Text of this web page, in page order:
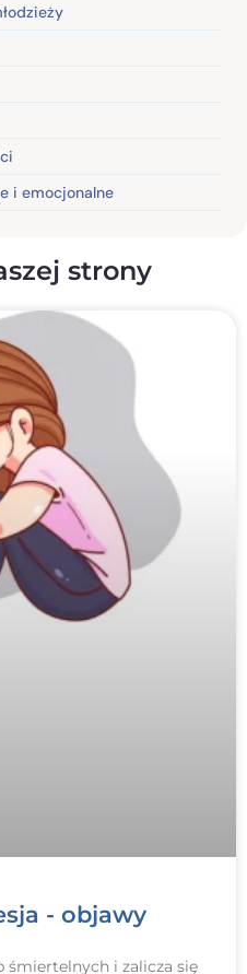
i emocjonalne
strony
- objawy
śmiertelnych i zalicza się